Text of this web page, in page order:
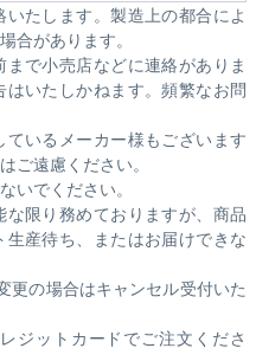
たします。製造上の都合によ
合があります。
で小売店などに連絡がありま
はいたしかねます。頻繁なお問
いるメーカー様もございます
ご遠慮ください。
いでください。
限り務めておりますが、商品
産待ち、またはお届けできな
更の場合はキャンセル受付いた
ジットカードでご注文くださ